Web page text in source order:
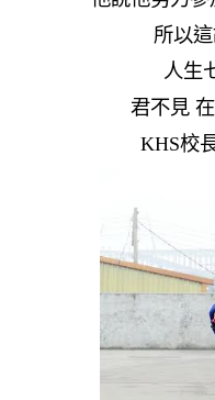
所以
人生
君不見
KHS校